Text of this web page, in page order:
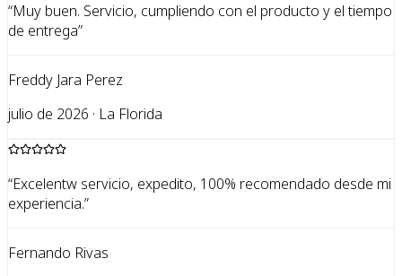
“Muy buen. Servicio, cumpliendo con el producto y el tiempo
de entrega”
Freddy Jara Perez
julio de 2026 · La Florida
“Excelentw servicio, expedito, 100% recomendado desde mi
experiencia.”
Fernando Rivas